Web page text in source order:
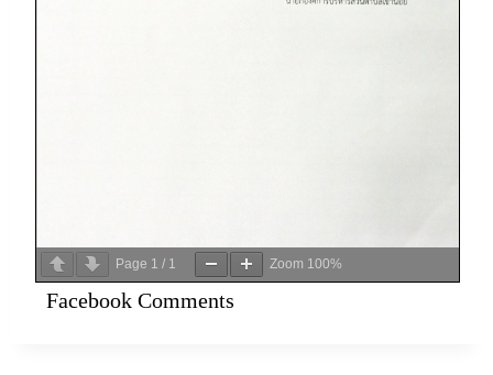
Page 1 / 1 Zoom 100%
Facebook Comments